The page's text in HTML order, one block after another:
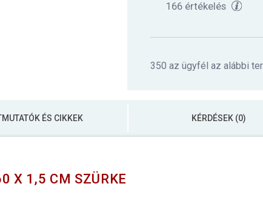
MOVIT Jógamatrac
MOVIT Jógamatrac
166 értékelés
350 az ügyfél az alábbi
ÉS CIKKEK KÉRDÉSEK (0)
X 1,5 CM SZÜRKE